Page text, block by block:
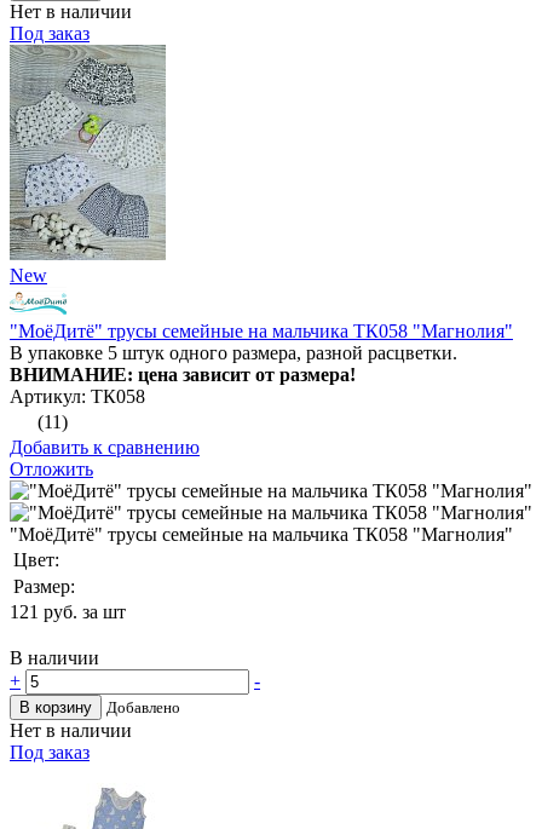
Нет в наличии
Под заказ
New
"МоёДитё" трусы семейные на мальчика ТК058 "Магнолия"
В упаковке 5 штук одного размера, разной расцветки.
ВНИМАНИЕ: цена зависит от размера!
Артикул: ТК058
(11)
Добавить к сравнению
Отложить
"МоёДитё" трусы семейные на мальчика ТК058 "Магнолия"
Цвет:
Размер:
121 руб. за шт
В наличии
+
-
В корзину Добавлено
Нет в наличии
Под заказ